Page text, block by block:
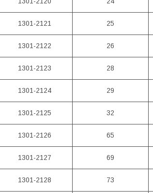
1301-2121 25
1301-2122 26
1301-2123 28
1301-2124 29
1301-2125 32
1301-2126 65
1301-2127 69
1301-2128 73